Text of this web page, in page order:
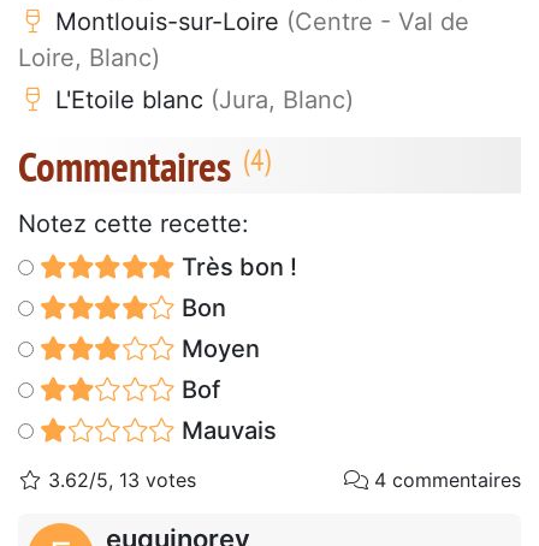
Montlouis-sur-Loire (Centre - Val de
Loire, Blanc)
L'Etoile blanc (Jura, Blanc)
Commentaires
Notez cette recette:
Très bon !
Bon
Moyen
Bof
Mauvais
3.62/5, 13 votes 4 commentaires
euquinorev